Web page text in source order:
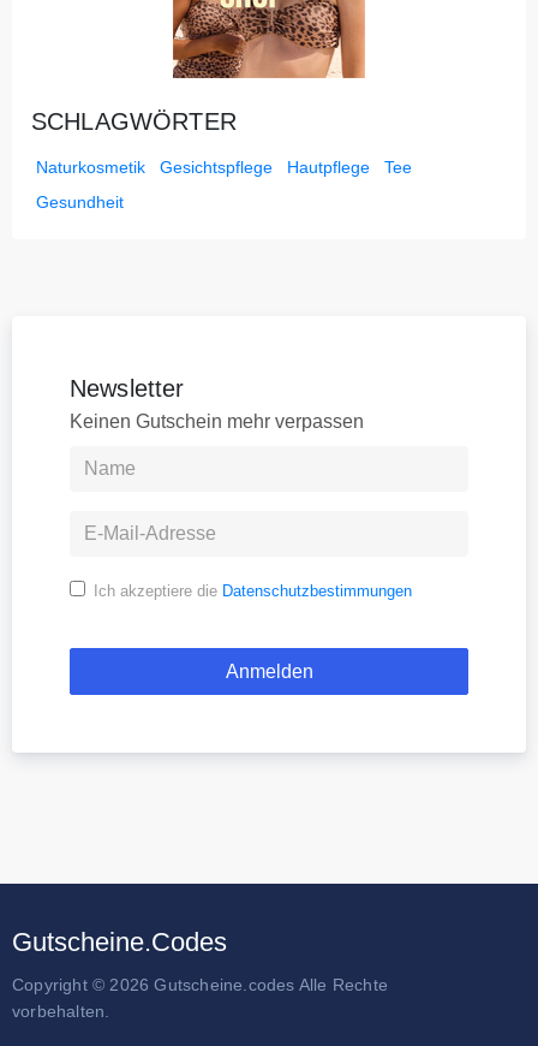
SCHLAGWÖRTER
Naturkosmetik Gesichtspflege Hautpflege
Tee
Gesundheit
Newsletter
Keinen Gutschein mehr verpassen
Ich akzeptiere die Datenschutzbestimmungen
Gutscheine.Codes
Copyright © 2026 Gutscheine.codes Alle Rechte
vorbehalten.